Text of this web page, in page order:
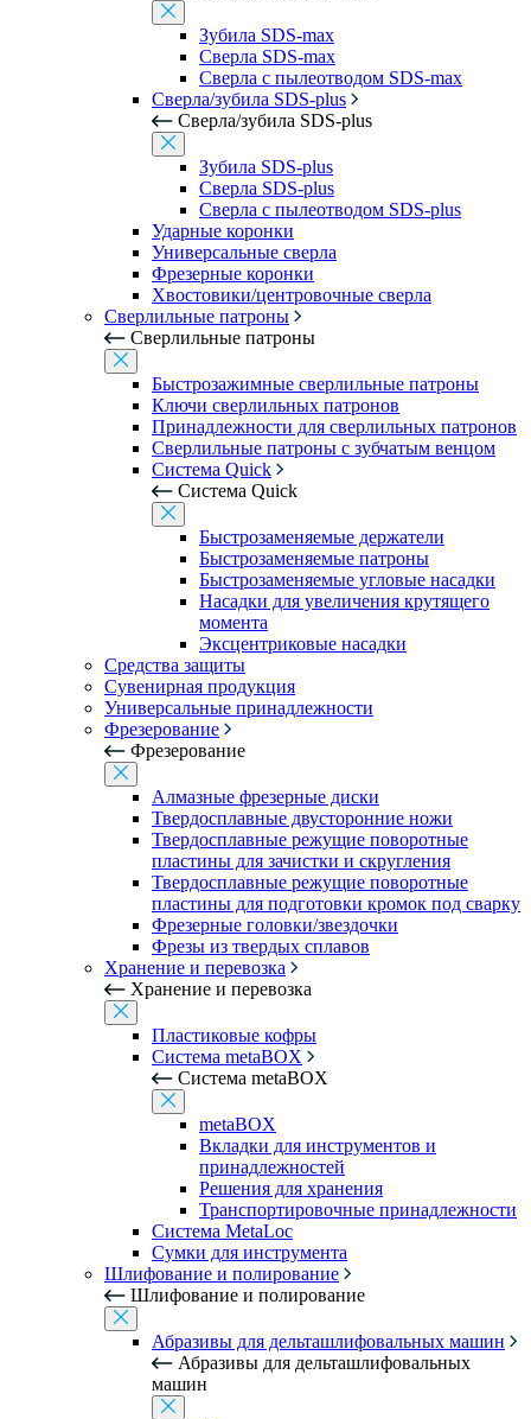
Зубила SDS-max
Сверла SDS-max
Сверла с пылеотводом SDS-max
Сверла/зубила SDS-plus
Сверла/зубила SDS-plus
Зубила SDS-plus
Сверла SDS-plus
Сверла с пылеотводом SDS-plus
Ударные коронки
Универсальные сверла
Фрезерные коронки
Хвостовики/центровочные сверла
Сверлильные патроны
Сверлильные патроны
Быстрозажимные сверлильные патроны
Ключи сверлильных патронов
Принадлежности для сверлильных патронов
Сверлильные патроны с зубчатым венцом
Система Quick
Система Quick
Быстрозаменяемые держатели
Быстрозаменяемые патроны
Быстрозаменяемые угловые насадки
Насадки для увеличения крутящего
момента
Эксцентриковые насадки
Средства защиты
Сувенирная продукция
Универсальные принадлежности
Фрезерование
Фрезерование
Алмазные фрезерные диски
Твердосплавные двусторонние ножи
Твердосплавные режущие поворотные
пластины для зачистки и скругления
Твердосплавные режущие поворотные
пластины для подготовки кромок под сварку
Фрезерные головки/звездочки
Фрезы из твердых сплавов
Хранение и перевозка
Хранение и перевозка
Пластиковые кофры
Система metaBOX
Система metaBOX
metaBOX
Вкладки для инструментов и
принадлежностей
Решения для хранения
Транспортировочные принадлежности
Система MetaLoc
Сумки для инструмента
Шлифование и полирование
Шлифование и полирование
Абразивы для дельташлифовальных машин
Абразивы для дельташлифовальных
машин